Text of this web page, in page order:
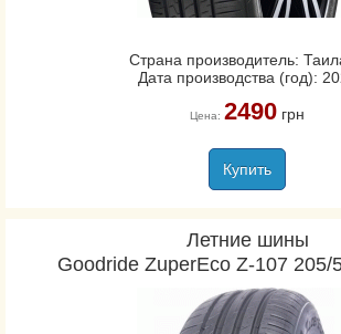
Страна производитель:
Дата производства (год):
Цена: 2490грн
Купить
Летние шины
Goodride ZuperEco Z-107 205/